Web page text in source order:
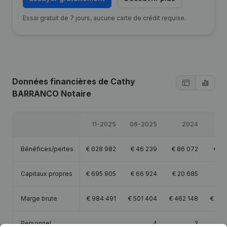
Essai gratuit de 7 jours, aucune carte de crédit requise.
Données financières de Cathy
BARRANCO Notaire
11-2025 06-2025 2024
Bénéfices/pertes € 628 982 € 46 239 € 86 072 €
Capitaux propres € 695 905 € 66 924 € 20 685
Marge brute € 984 491 € 501 404 € 462 148 €
Personnel 4 3